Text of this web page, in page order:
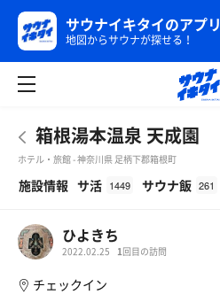
サウナイキタイのアプリ
地図からサウナが探せる！
箱根湯本温泉 天成園
ホテル・旅館 - 神奈川県 足柄下郡箱根町
施設情報 サ活 1449 サウナ飯 261
ひよきち
2022.02.25 1 回目の訪問
チェックイン